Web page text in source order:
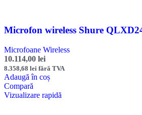
Microfon wireless Shure
Microfoane Wireless
10.114,00 lei
8.358,68 lei fără TVA
Adaugă în coș
Compară
Vizualizare rapidă